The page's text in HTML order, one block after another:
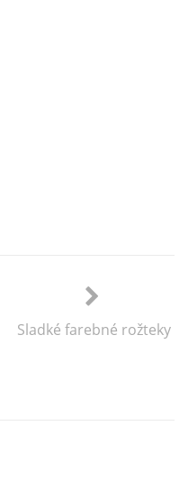
Sladké farebné rožteky